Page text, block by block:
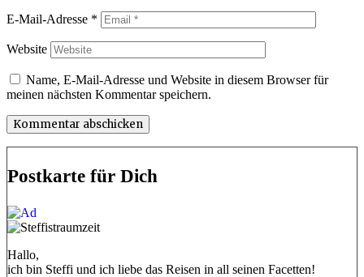
E-Mail-Adresse *
Website
Name, E-Mail-Adresse und Website in diesem Browser für
meinen nächsten Kommentar speichern.
Postkarte für Dich
Hallo,
ich bin Steffi und ich liebe das Reisen in all seinen Facetten!